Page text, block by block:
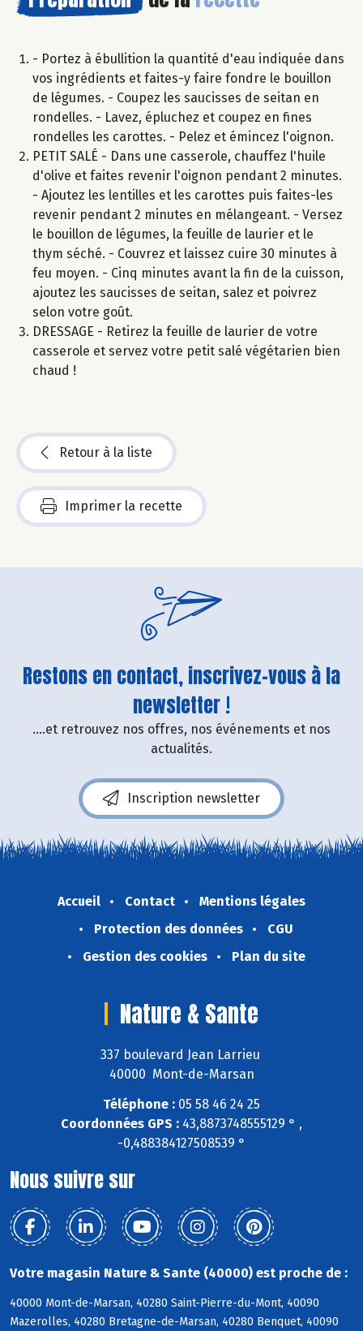
- Portez à ébullition la quantité d'eau indiquée dans
vos ingrédients et faites-y faire fondre le bouillon
de légumes. - Coupez les saucisses de seitan en
rondelles. - Lavez, épluchez et coupez en fines
rondelles les carottes. - Pelez et émincez l'oignon.
PETIT SALÉ - Dans une casserole, chauffez l'huile
d'olive et faites revenir l'oignon pendant 2 minutes.
- Ajoutez les lentilles et les carottes puis faites-les
revenir pendant 2 minutes en mélangeant. - Versez
le bouillon de légumes, la feuille de laurier et le
thym séché. - Couvrez et laissez cuire 30 minutes à
feu moyen. - Cinq minutes avant la fin de la cuisson,
ajoutez les saucisses de seitan, salez et poivrez
selon votre goût.
DRESSAGE - Retirez la feuille de laurier de votre
casserole et servez votre petit salé végétarien bien
chaud !
Retour à la liste
Imprimer la recette
Restons en contact, inscrivez-vous à la
newsletter !
....et retrouvez nos offres, nos événements et nos
actualités.
Inscription newsletter
Accueil Contact
Mentions légales
Protection des données
CGU
Gestion des cookies
Plan du site
Nature & Sante
337 boulevard Jean Larrieu
40000 Mont-de-Marsan
Téléphone : 05 58 46 24 25
Coordonnées GPS : 43,8873748555129 ° ,
-0,488384127508539 °
Nous suivre sur
Votre magasin Nature & Sante (40000) est proche de :
40000 Mont-de-Marsan, 40280 Saint-Pierre-du-Mont, 40090
Mazerolles, 40280 Bretagne-de-Marsan, 40280 Benquet, 40090